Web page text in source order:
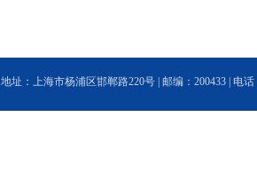
地址：上海市杨浦区邯郸路220号 | 邮编：200433 | 电